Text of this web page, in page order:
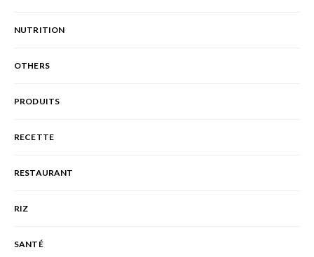
NUTRITION
OTHERS
PRODUITS
RECETTE
RESTAURANT
RIZ
SANTÉ